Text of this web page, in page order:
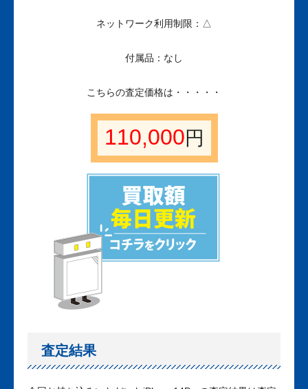
ネットワーク利用制限：△
付属品：なし
こちらの査定価格は・・・・・
110,000円
査定結果